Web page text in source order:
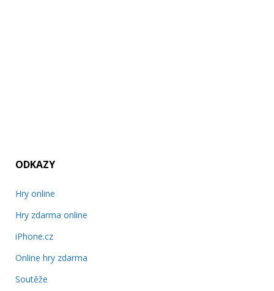
ODKAZY
Hry online
Hry zdarma online
iPhone.cz
Online hry zdarma
Soutěže